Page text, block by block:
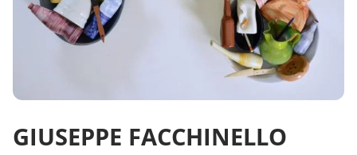
GIUSEPPE FACCHINELLO